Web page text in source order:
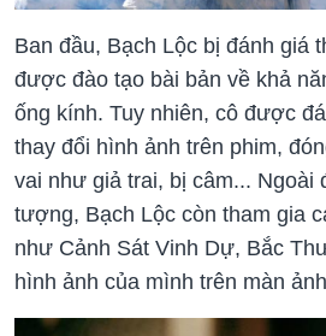
Ban đầu, Bạch Lộc bị đánh giá
được đào tạo bài bản về khả
ống kính. Tuy nhiên, cô được
thay đổi hình ảnh trên phim,
vai như giả trai, bị câm... Ngoài
tượng, Bạch Lộc còn tham gia
như Cảnh Sát Vinh Dự, Bắc
hình ảnh của mình trên màn